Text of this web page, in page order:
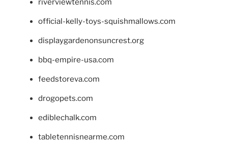
riverviewtennis.com
official-kelly-toys-squishmallows.com
displaygardenonsuncrest.org
bbq-empire-usa.com
feedstoreva.com
drogopets.com
ediblechalk.com
tabletennisnearme.com